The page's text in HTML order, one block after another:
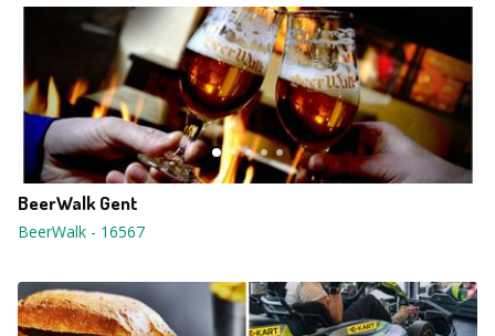
BeerWalk Gent
BeerWalk - 16567